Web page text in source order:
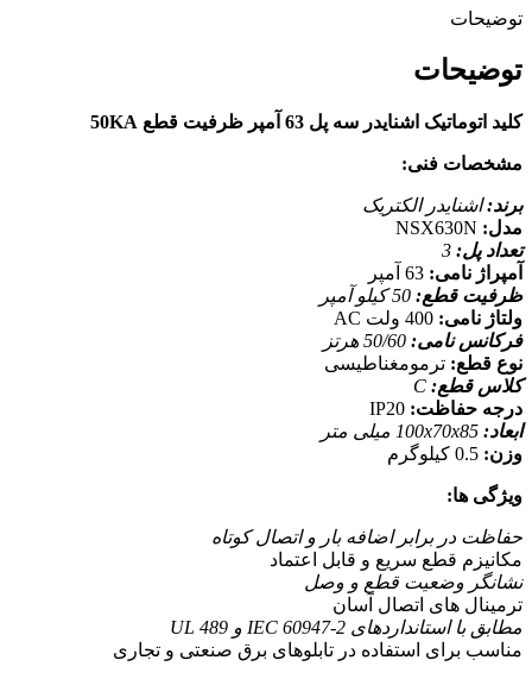
توضیحات
توضیحات
کلید اتوماتیک اشنایدر سه پل 63 آمپر ظرفیت قطع 50KA
مشخصات فنی:
برند:اشنایدر الکتریک
مدل:
تعداد پل:
آمپراژ نامی:
ظرفیت قطع:
ولتاژ نامی:
فرکانس نامی:
نوع قطع: ترمومغناطیسی
کلاس قطع:
درجه حفاظت:
ابعاد:
وزن:
ویژگی ها:
حفاظت در برابر اضافه بار و اتصال کوتاه
مکانیزم قطع سریع و قابل اعتماد
نشانگر وضعیت قطع و وصل
ترمینال های اتصال آسان
مطابق با استانداردهای IEC 60947-2 و UL 489
مناسب برای استفاده در تابلوهای برق صنعتی و تجاری